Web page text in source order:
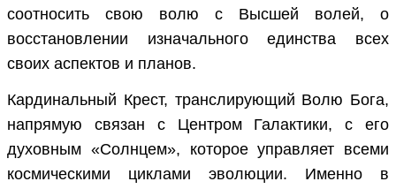
соотносить свою волю с Высшей волей, о
восстановлении изначального единства всех
своих аспектов и планов.
Кардинальный Крест, транслирующий Волю Бога,
напрямую связан с Центром Галактики, с его
духовным «Солнцем», которое управляет всеми
космическими циклами эволюции. Именно в